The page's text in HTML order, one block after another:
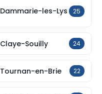
Dammarie-les-Lys 25
Claye-Souilly 24
Tournan-en-Brie 22